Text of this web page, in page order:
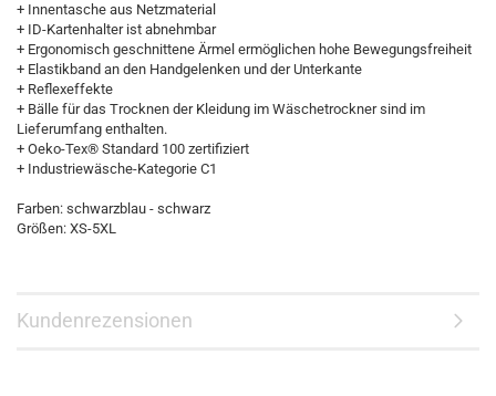
+ Innentasche aus Netzmaterial
+ ID-Kartenhalter ist abnehmbar
+ Ergonomisch geschnittene Ärmel ermöglichen hohe Bewegungsfreiheit
+ Elastikband an den Handgelenken und der Unterkante
+ Reflexeffekte
+ Bälle für das Trocknen der Kleidung im Wäschetrockner sind im
Lieferumfang enthalten.
+ Oeko-Tex® Standard 100 zertifiziert
+ Industriewäsche-Kategorie C1
Farben: schwarzblau - schwarz
Größen: XS-5XL
Kundenrezensionen